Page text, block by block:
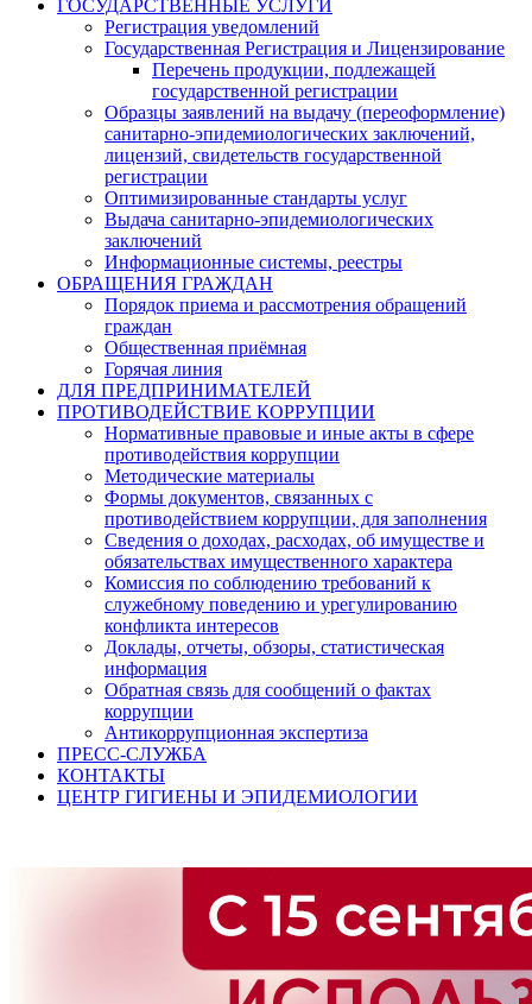
ГОСУДАРСТВЕННЫЕ УСЛУГИ
Регистрация уведомлений
Государственная Регистрация и Лицензирование
Перечень продукции, подлежащей
государственной регистрации
Образцы заявлений на выдачу (переоформление)
санитарно-эпидемиологических заключений,
лицензий, свидетельств государственной
регистрации
Оптимизированные стандарты услуг
Выдача санитарно-эпидемиологических
заключений
Информационные системы, реестры
ОБРАЩЕНИЯ ГРАЖДАН
Порядок приема и рассмотрения обращений
граждан
Общественная приёмная
Горячая линия
ДЛЯ ПРЕДПРИНИМАТЕЛЕЙ
ПРОТИВОДЕЙСТВИЕ КОРРУПЦИИ
Нормативные правовые и иные акты в сфере
противодействия коррупции
Методические материалы
Формы документов, связанных с
противодействием коррупции, для заполнения
Сведения о доходах, расходах, об имуществе и
обязательствах имущественного характера
Комиссия по соблюдению требований к
служебному поведению и урегулированию
конфликта интересов
Доклады, отчеты, обзоры, статистическая
информация
Обратная связь для сообщений о фактах
коррупции
Антикоррупционная экспертиза
ПРЕСС-СЛУЖБА
КОНТАКТЫ
ЦЕНТР ГИГИЕНЫ И ЭПИДЕМИОЛОГИИ